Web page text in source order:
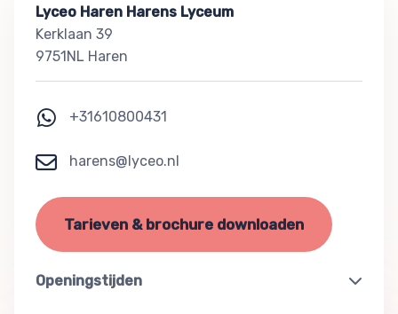
Lyceo Haren Harens Lyceum
Kerklaan 39
9751NL Haren
+31610800431
harens@lyceo.nl
Tarieven & brochure downloaden
Openingstijden